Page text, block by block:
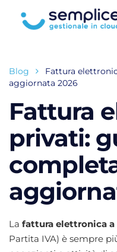
Blog
Fattura
aggiornata 2026
Fattura
privati:
La fattura elettronica
Partita IVA) è sempre